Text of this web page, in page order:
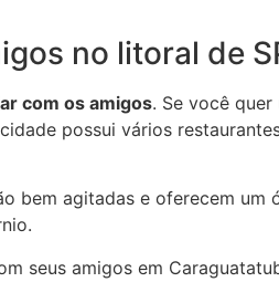
no litoral de
com os amigos. Se você
possui vários
bem agitadas e oferecem
seus amigos em